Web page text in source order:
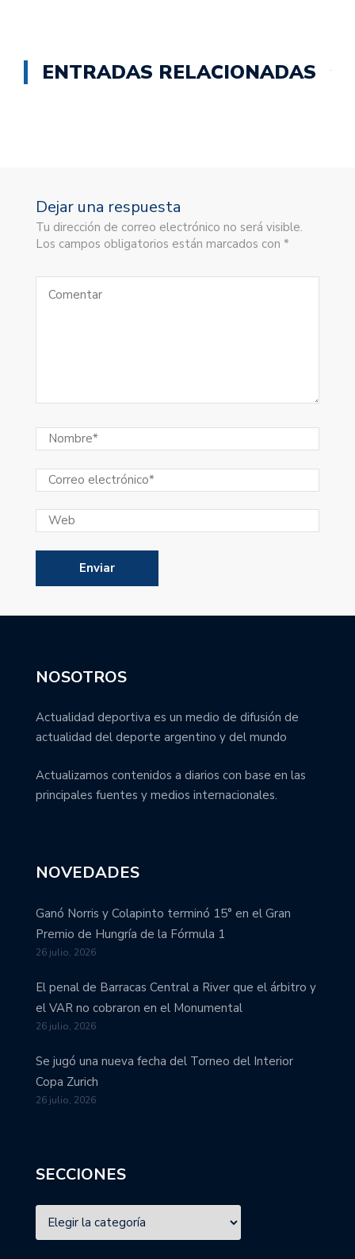
ENTRADAS RELACIONADAS
Dejar una respuesta
Tu dirección de correo electrónico no será visible.
Los campos obligatorios están marcados con *
NOSOTROS
Actualidad deportiva es un medio de difusión de
actualidad del deporte argentino y del mundo
Actualizamos contenidos a diarios con base en las
principales fuentes y medios internacionales.
NOVEDADES
Ganó Norris y Colapinto terminó 15° en el Gran
Premio de Hungría de la Fórmula 1
26 julio, 2026
El penal de Barracas Central a River que el árbitro y
el VAR no cobraron en el Monumental
26 julio, 2026
Se jugó una nueva fecha del Torneo del Interior
Copa Zurich
26 julio, 2026
SECCIONES